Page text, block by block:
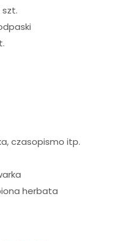
czasopismo itp.
herbata